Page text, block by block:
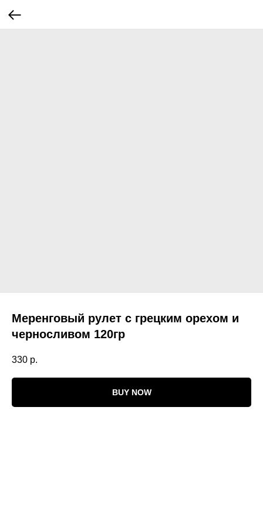
Меренговый рулет с грецким орехом и
черносливом 120гр
330 р.
BUY NOW